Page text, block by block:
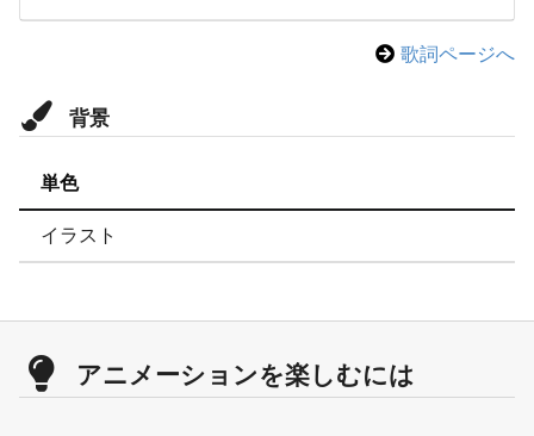
歌詞ページへ
背景
単色
イラスト
アニメーションを楽しむには